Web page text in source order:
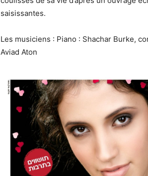
saisissantes.
Les musiciens : Piano : Shachar Burke,
Aviad Aton